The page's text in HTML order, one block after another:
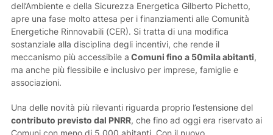
dell’Ambiente e della Sicurezza Energetica Gilberto Pichetto,
apre una fase molto attesa per i finanziamenti alle Comunità
Energetiche Rinnovabili (CER). Si tratta di una modifica
sostanziale alla disciplina degli incentivi, che rende il
meccanismo più accessibile a Comuni fino a 50mila abitanti,
ma anche più flessibile e inclusivo per imprese, famiglie e
associazioni.
Una delle novità più rilevanti riguarda proprio l’estensione del
contributo previsto dal PNRR, che fino ad oggi era riservato ai
Comuni con meno di 5.000 abitanti. Con il nuovo